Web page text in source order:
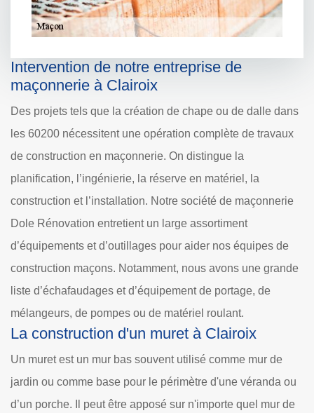
Intervention de notre entreprise de
maçonnerie à Clairoix
Des projets tels que la création de chape ou de dalle dans
les 60200 nécessitent une opération complète de travaux
de construction en maçonnerie. On distingue la
planification, l’ingénierie, la réserve en matériel, la
construction et l’installation. Notre société de maçonnerie
Dole Rénovation entretient un large assortiment
d’équipements et d’outillages pour aider nos équipes de
construction maçons. Notamment, nous avons une grande
liste d’échafaudages et d’équipement de portage, de
mélangeurs, de pompes ou de matériel roulant.
La construction d'un muret à Clairoix
Un muret est un mur bas souvent utilisé comme mur de
jardin ou comme base pour le périmètre d'une véranda ou
d’un porche. Il peut être apposé sur n'importe quel mur de